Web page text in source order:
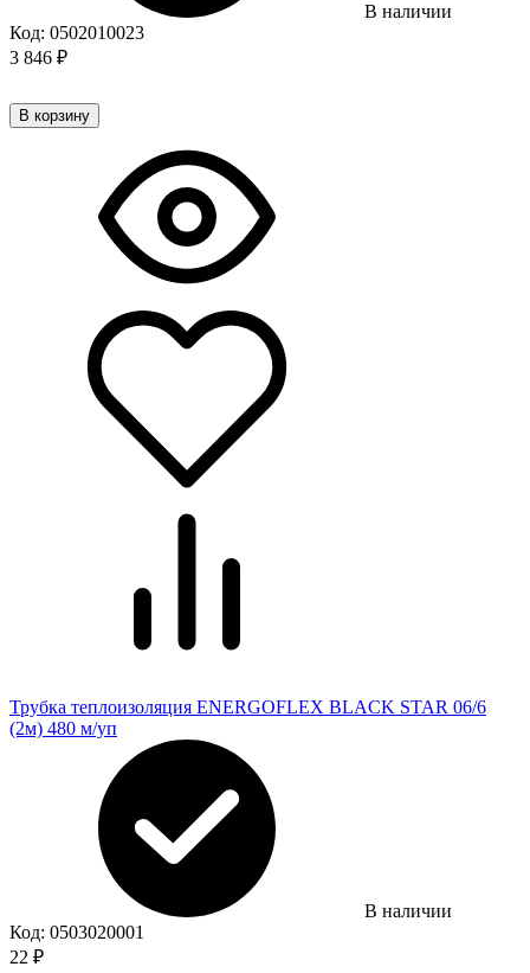
В наличии
Код: 0502010023
3 846 ₽
В корзину
Трубка теплоизоляция ENERGOFLEX BLACK STAR 06/6
(2м) 480 м/уп
В наличии
Код: 0503020001
22 ₽